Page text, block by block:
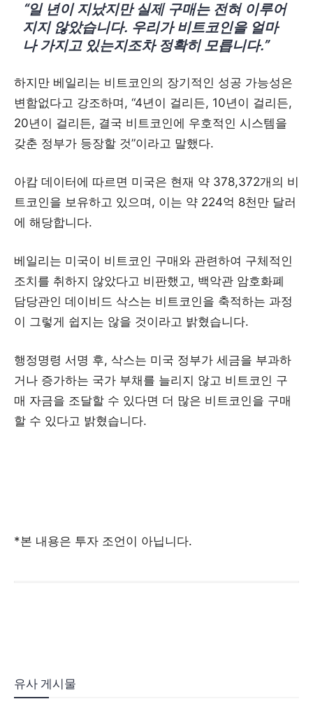
“일 년이 지났지만 실제 구매는 전혀 이루어
지지 않았습니다. 우리가 비트코인을 얼마
나 가지고 있는지조차 정확히 모릅니다.”
하지만 베일리는 비트코인의 장기적인 성공 가능성은
변함없다고 강조하며, “4년이 걸리든, 10년이 걸리든,
20년이 걸리든, 결국 비트코인에 우호적인 시스템을
갖춘 정부가 등장할 것”이라고 말했다.
아캄 데이터에 따르면 미국은 현재 약 378,372개의 비
트코인을 보유하고 있으며, 이는 약 224억 8천만 달러
에 해당합니다.
베일리는 미국이 비트코인 구매와 관련하여 구체적인
조치를 취하지 않았다고 비판했고, 백악관 암호화폐
담당관인 데이비드 삭스는 비트코인을 축적하는 과정
이 그렇게 쉽지는 않을 것이라고 밝혔습니다.
행정명령 서명 후, 삭스는 미국 정부가 세금을 부과하
거나 증가하는 국가 부채를 늘리지 않고 비트코인 ​​구
매 자금을 조달할 수 있다면 더 많은 비트코인을 구매
할 수 있다고 밝혔습니다.
*본 내용은 투자 조언이 아닙니다.
유사 게시물